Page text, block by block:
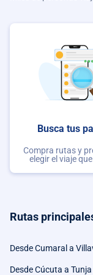
Busca tus
Compra rutas y
elegir el viaje
Rutas
Desde Cumaral a
Desde Cúcuta a Tunja